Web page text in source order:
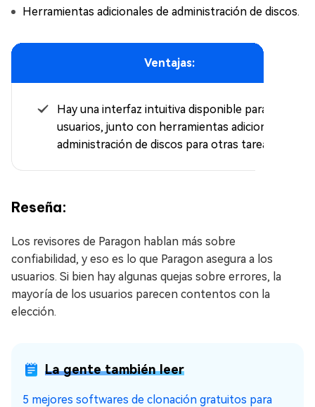
Herramientas adicionales de administración de discos.
Ventajas:
Hay una interfaz intuitiva disponible para los
usuarios, junto con herramientas adicionales de
administración de discos para otras tareas.
Reseña:
Los revisores de Paragon hablan más sobre
confiabilidad, y eso es lo que Paragon asegura a los
usuarios. Si bien hay algunas quejas sobre errores, la
mayoría de los usuarios parecen contentos con la
elección.
La gente también leer
5 mejores softwares de clonación gratuitos para